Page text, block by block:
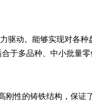
驱动。能够实现对各
于多品种、中小批量
性的铸铁结构，保证